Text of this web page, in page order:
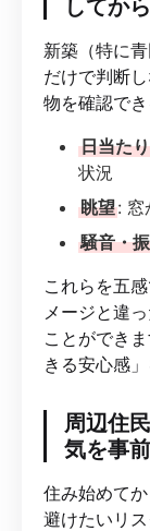
してか
新築（特に
だけで判断
物を確認でき
日当た
状況
眺望: 窓
騒音・
これらを五
メージと違
ことができ
きる安心感
周辺住
気を事
住み始めて
避けたいリ